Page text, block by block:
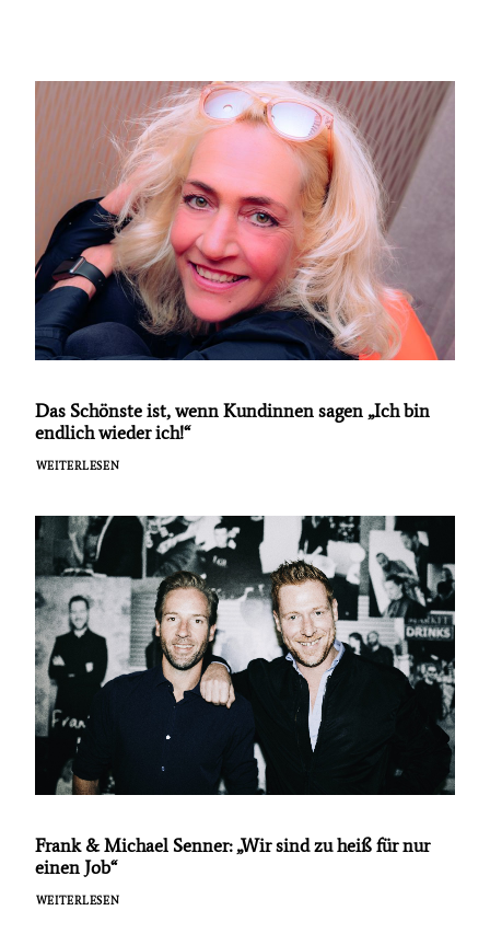
Das Schönste ist, wenn Kundinnen sagen „Ich bin
endlich wieder ich!“
WEITERLESEN
Frank & Michael Senner: „Wir sind zu heiß für nur
einen Job“
WEITERLESEN